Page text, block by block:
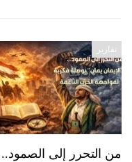
تقارير
من التحرر إلى الصمود..